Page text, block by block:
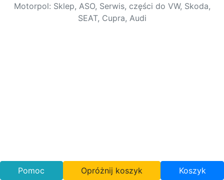
Motorpol: Sklep, ASO, Serwis, części do VW, Skoda,
SEAT, Cupra, Audi
Pomoc Opróżnij koszyk Koszyk